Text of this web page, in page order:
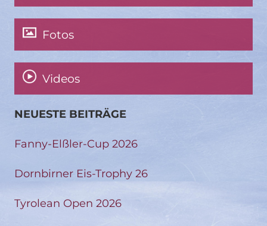
Fotos
Videos
NEUESTE BEITRÄGE
Fanny-Elßler-Cup 2026
Dornbirner Eis-Trophy 26
Tyrolean Open 2026